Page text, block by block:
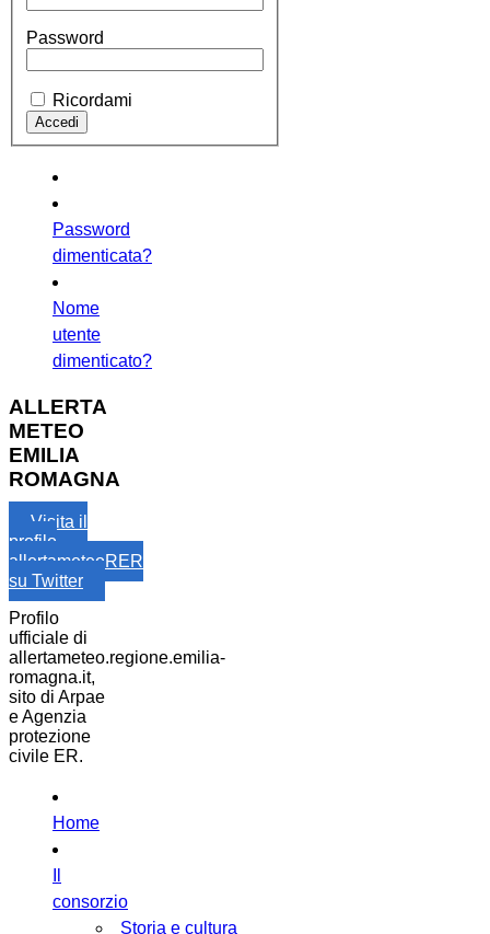
Password
Ricordami
Password
dimenticata?
Nome
utente
dimenticato?
ALLERTA
METEO
EMILIA
ROMAGNA
Visita il
profilo
allertameteoRER
su Twitter
Profilo
ufficiale di
allertameteo.regione.emilia-
romagna.it,
sito di Arpae
e Agenzia
protezione
civile ER.
Home
consorzio
Storia e cultura